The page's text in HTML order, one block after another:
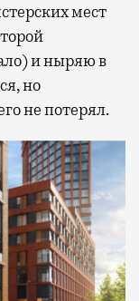
мест
и ныряю в
но
не потерял.